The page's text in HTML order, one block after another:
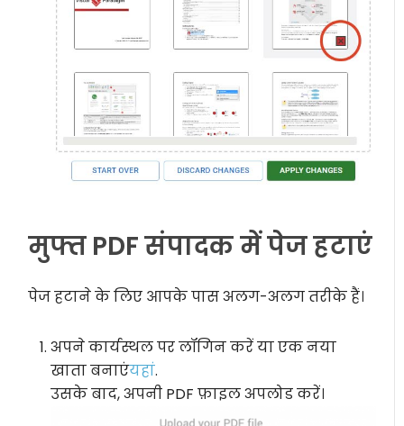
मुफ्त PDF संपादक में पेज हटाएं
पेज हटाने के लिए आपके पास अलग-अलग तरीके हैं।
अपने कार्यस्थल पर लॉगिन करें या एक नया
खाता बनाएंयहां.
उसके बाद, अपनी PDF फ़ाइल अपलोड करें।